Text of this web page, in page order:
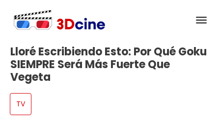
Lloré Escribiendo Esto: Por Qué Goku
SIEMPRE Será Más Fuerte Que
Vegeta
TV